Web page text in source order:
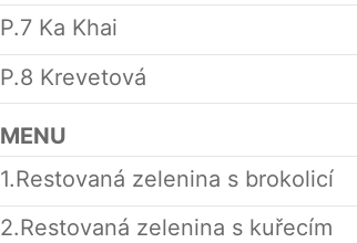
P.7 Ka Khai
P.8 Krevetová
MENU
1.Restovaná zelenina s brokolicí
2.Restovaná zelenina s kuřecím